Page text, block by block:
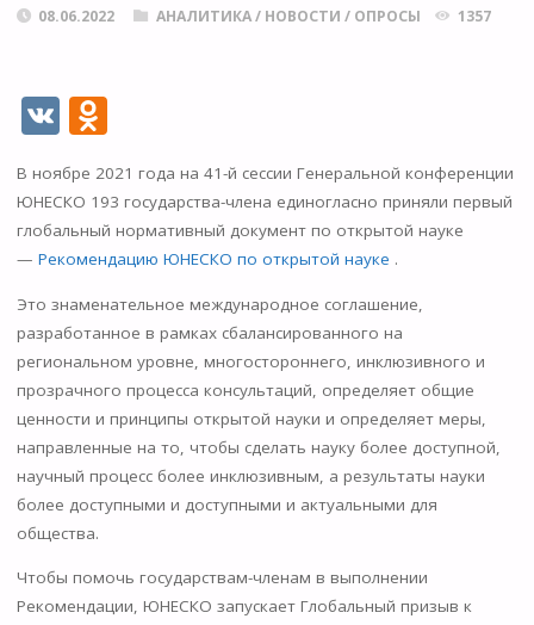
08.06.2022 АНАЛИТИКА/ НОВОСТИ / ОПРОСЫ 1357
V
K
O
n
o
kl
as
s
ni
ki
В ноябре 2021 года на 41-й сессии Генеральной конференции
ЮНЕСКО 193 государства-члена единогласно приняли первый
глобальный нормативный документ по открытой науке
— Рекомендацию ЮНЕСКО по открытой науке .
Это знаменательное международное соглашение,
разработанное в рамках сбалансированного на
региональном уровне, многостороннего, инклюзивного и
прозрачного процесса консультаций, определяет общие
ценности и принципы открытой науки и определяет меры,
направленные на то, чтобы сделать науку более доступной,
научный процесс более инклюзивным, а результаты науки
более доступными и доступными и актуальными для
общества.
Чтобы помочь государствам-членам в выполнении
Рекомендации, ЮНЕСКО запускает Глобальный призыв к